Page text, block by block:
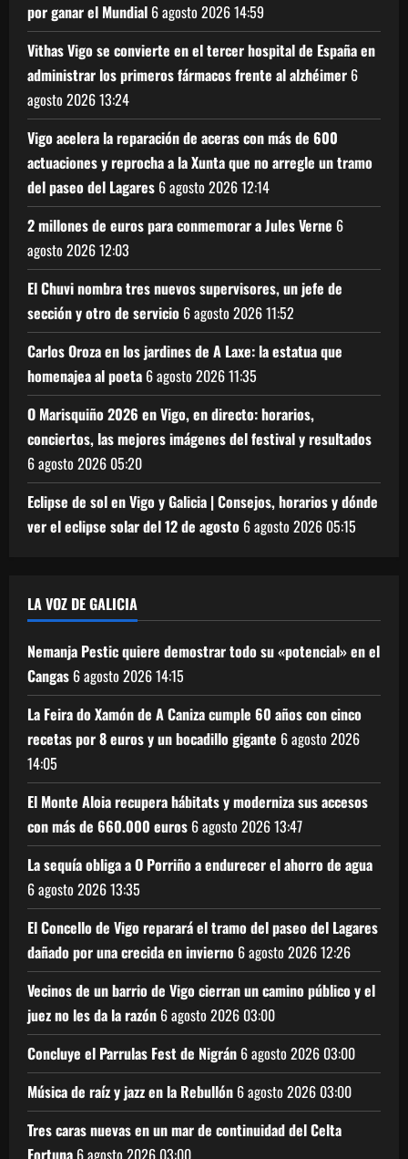
por ganar el Mundial 6 agosto 202614:59
Vithas Vigo se convierte en el tercer hospital de España en
administrar los primeros fármacos frente al alzhéimer 6
agosto 202613:24
Vigo acelera la reparación de aceras con más de 600
actuaciones y reprocha a la Xunta que no arregle un tramo
del paseo del Lagares 6 agosto 202612:14
2 millones de euros para conmemorar a Jules Verne 6
agosto 202612:03
El Chuvi nombra tres nuevos supervisores, un jefe de
sección y otro de servicio 6 agosto 202611:52
Carlos Oroza en los jardines de A Laxe: la estatua que
homenajea al poeta 6 agosto 202611:35
O Marisquiño 2026 en Vigo, en directo: horarios,
conciertos, las mejores imágenes del festival y resultados
6 agosto 2026 05:20
Eclipse de sol en Vigo y Galicia | Consejos, horarios y dónde
ver el eclipse solar del 12 de agosto 6 agosto 2026 05:15
LA VOZ DE GALICIA
Nemanja Pestic quiere demostrar todo su «potencial» en el
Cangas 6 agosto 202614:15
La Feira do Xamón de A Caniza cumple 60 años con cinco
recetas por 8 euros y un bocadillo gigante 6 agosto 2026
14:05
El Monte Aloia recupera hábitats y moderniza sus accesos
con más de 660.000 euros 6 agosto 202613:47
La sequía obliga a O Porriño a endurecer el ahorro de agua
6 agosto 202613:35
El Concello de Vigo reparará el tramo del paseo del Lagares
dañado por una crecida en invierno 6 agosto 202612:26
Vecinos de un barrio de Vigo cierran un camino público y el
juez no les da la razón 6 agosto 2026 03:00
Concluye el Parrulas Fest de Nigrán 6 agosto 2026 03:00
Música de raíz y jazz en la Rebullón 6 agosto 2026 03:00
Tres caras nuevas en un mar de continuidad del Celta
Fortuna 6 agosto 2026 03:00